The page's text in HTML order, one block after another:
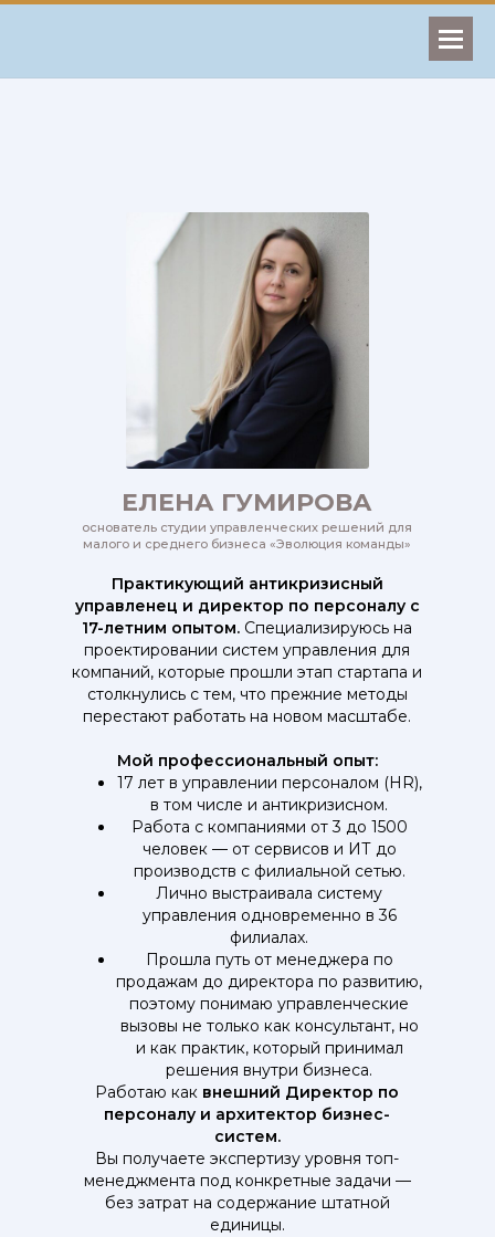
ЕЛЕНА ГУМИРОВА
основатель студии управленческих решений для
малого и среднего бизнеса «Эволюция команды»
Практикующий антикризисный
управленец и директор по персоналу с
17-летним опытом. Специализируюсь на
проектировании систем управления для
компаний, которые прошли этап стартапа и
столкнулись с тем, что прежние методы
перестают работать на новом масштабе.
Мой профессиональный опыт:
17 лет в управлении персоналом (HR),
в том числе и антикризисном.
Работа с компаниями от 3 до 1500
человек — от сервисов и ИТ до
производств с филиальной сетью.
Лично выстраивала систему
управления одновременно в 36
филиалах.
Прошла путь от менеджера по
продажам до директора по развитию,
поэтому понимаю управленческие
вызовы не только как консультант, но
и как практик, который принимал
решения внутри бизнеса.
Работаю как внешний Директор по
персоналу и архитектор бизнес-
систем.
Вы получаете экспертизу уровня топ-
менеджмента под конкретные задачи —
без затрат на содержание штатной
единицы.